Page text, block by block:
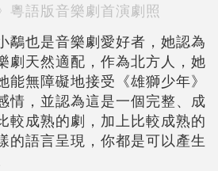
粵語版音樂劇首演劇照
鷸也是音樂劇愛好者，她認為
劇天然適配，作為北方人，她
能無障礙地接受《雄獅少年》
情，並認為這是一個完整、成
較成熟的劇，加上比較成熟的
的語言呈現，你都是可以產生